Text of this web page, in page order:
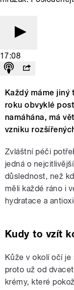
17:08
Každý máme jiný
roku obvyklé
namáhána, má
vzniku
Zvláštní péči
jedná o
důslednost, než
měli každé ráno i
hydratace a
Kudy to vzít
Kůže v okolí očí
proto už od
krémy, které